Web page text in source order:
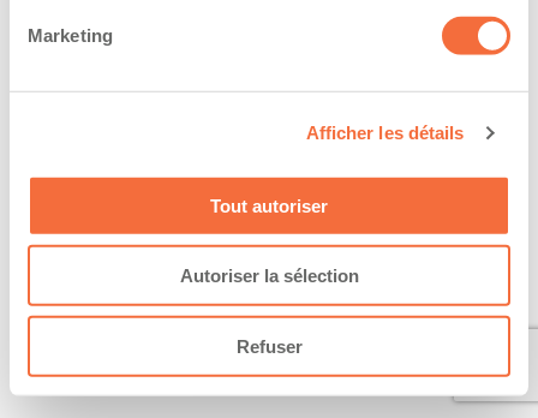
Marketing
Afficher les détails
Tout autoriser
Autoriser la sélection
Refuser